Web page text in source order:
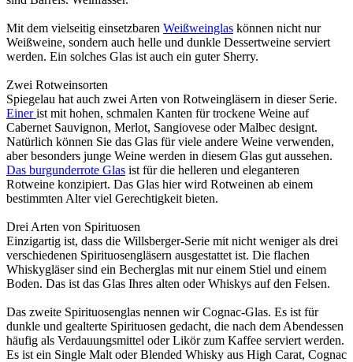
Mit dem vielseitig einsetzbaren Weißweinglas können nicht nur
Weißweine, sondern auch helle und dunkle Dessertweine serviert
werden. Ein solches Glas ist auch ein guter Sherry.
Zwei Rotweinsorten
Spiegelau hat auch zwei Arten von Rotweingläsern in dieser Serie.
Einerist mit hohen, schmalen Kanten für trockene Weine auf
Cabernet Sauvignon, Merlot, Sangiovese oder Malbec designt.
Natürlich können Sie das Glas für viele andere Weine verwenden,
aber besonders junge Weine werden in diesem Glas gut aussehen.
Das burgunderrote Glas ist für die helleren und eleganteren
Rotweine konzipiert. Das Glas hier wird Rotweinen ab einem
bestimmten Alter viel Gerechtigkeit bieten.
Drei Arten von Spirituosen
Einzigartig ist, dass die Willsberger-Serie mit nicht weniger als drei
verschiedenen Spirituosengläsern ausgestattet ist. Die flachen
Whiskygläser sind ein Becherglas mit nur einem Stiel und einem
Boden. Das ist das Glas Ihres alten oder Whiskys auf den Felsen.
Das zweite Spirituosenglas nennen wir Cognac-Glas. Es ist für
dunkle und gealterte Spirituosen gedacht, die nach dem Abendessen
häufig als Verdauungsmittel oder Likör zum Kaffee serviert werden.
Es ist ein Single Malt oder Blended Whisky aus High Carat, Cognac